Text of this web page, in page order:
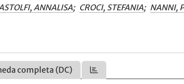
ANNALISA; CROCI, STEFANIA; NANNI,
completa (DC)